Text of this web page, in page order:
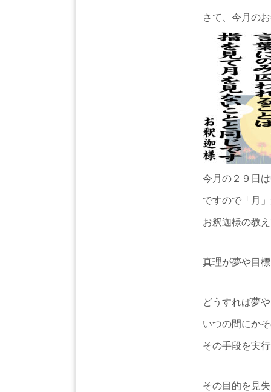
さて、今月の
今月の２９日
ですので「月
お釈迦様の教
真理が夢や目
どうすれば夢
いつの間にか
その手段を実
その目的を見